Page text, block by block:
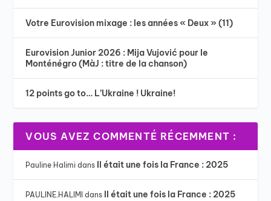
Votre Eurovision mixage : les années « Deux » (11)
Eurovision Junior 2026 : Mija Vujović pour le
Monténégro (MàJ : titre de la chanson)
12 points go to… L’Ukraine ! Ukraine!
VOUS AVEZ COMMENTÉ RÉCEMMENT :
Pauline Halimi dans Il était une fois la France : 2025
PAULINE.HALIMI dans Il était une fois la France : 2025